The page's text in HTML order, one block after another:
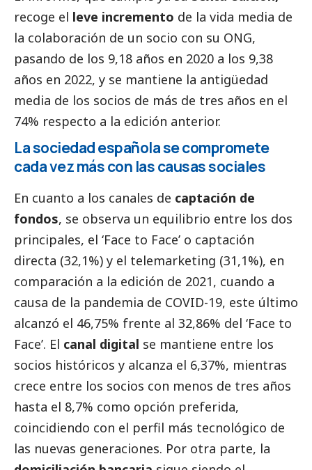
recoge el leve incremento de la vida media de
la colaboración de un socio con su ONG,
pasando de los 9,18 años en 2020 a los 9,38
años en 2022, y se mantiene la antigüedad
media de los socios de más de tres años en el
74% respecto a la edición anterior.
La sociedad española se compromete
cada vez más con las causas sociales
En cuanto a los canales de captación de
fondos, se observa un equilibrio entre los dos
principales, el ‘Face to Face’ o captación
directa (32,1%) y el telemarketing (31,1%), en
comparación a la edición de 2021, cuando a
causa de la pandemia de COVID-19, este último
alcanzó el 46,75% frente al 32,86% del ‘Face to
Face’. El canal digital se mantiene entre los
socios históricos y alcanza el 6,37%, mientras
crece entre los socios con menos de tres años
hasta el 8,7% como opción preferida,
coincidiendo con el perfil más tecnológico de
las nuevas generaciones. Por otra parte, la